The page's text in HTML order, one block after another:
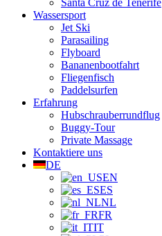
Santa Cruz de Tenerife
Wassersport
Jet Ski
Parasailing
Flyboard
Bananenbootfahrt
Fliegenfisch
Paddelsurfen
Erfahrung
Hubschrauberrundflug
Buggy-Tour
Private Massage
Kontaktiere uns
DE
EN
ES
NL
FR
IT